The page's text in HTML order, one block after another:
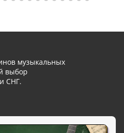
музыкальных
выбор
СНГ.